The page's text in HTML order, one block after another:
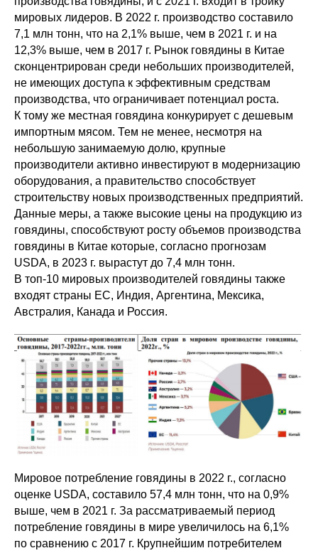
мировых лидеров. В 2022 г. производство составило
7,1 млн тонн, что на 2,1% выше, чем в 2021 г. и на
12,3% выше, чем в 2017 г. Рынок говядины в Китае
сконцентрирован среди небольших производителей,
не имеющих доступа к эффективным средствам
производства, что ограничивает потенциал роста.
К тому же местная говядина конкурирует с дешевым
импортным мясом. Тем не менее, несмотря на
небольшую занимаемую долю, крупные
производители активно инвестируют в модернизацию
оборудования, а правительство способствует
строительству новых производственных предприятий.
Данные меры, а также высокие цены на продукцию из
говядины, способствуют росту объемов производства
говядины в Китае которые, согласно прогнозам
USDA, в 2023 г. вырастут до 7,4 млн тонн.
В топ-10 мировых производителей говядины также
входят страны ЕС, Индия, Аргентина, Мексика,
Австралия, Канада и Россия.
Мировое потребление говядины в 2022 г., согласно
оценке USDA, составило 57,4 млн тонн, что на 0,9%
выше, чем в 2021 г. За рассматриваемый период
потребление говядины в мире увеличилось на 6,1%
по сравнению с 2017 г. Крупнейшим потребителем